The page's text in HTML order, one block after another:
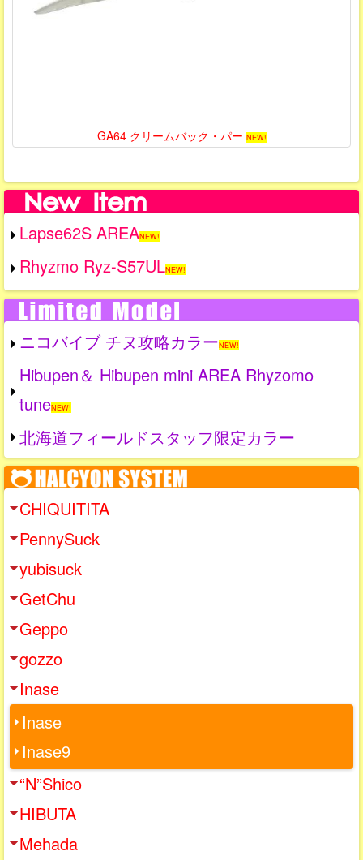
GA64 クリームバック・パー NEW!
Lapse62S AREANEW!
Rhyzmo Ryz-S57ULNEW!
ニコバイブ チヌ攻略カラーNEW!
Hibupen＆ Hibupen mini AREA Rhyzomo
tuneNEW!
北海道フィールドスタッフ限定カラー
CHIQUITITA
PennySuck
yubisuck
GetChu
Geppo
gozzo
Inase
Inase
Inase9
“N”Shico
HIBUTA
Mehada